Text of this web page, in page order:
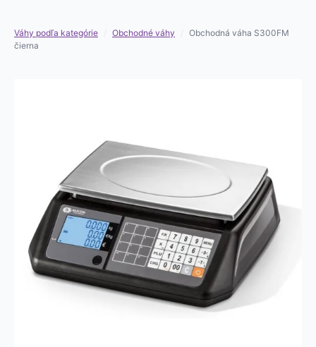
Váhy podľa kategórie Obchodné váhy
Obchodná váha S300FM
čierna